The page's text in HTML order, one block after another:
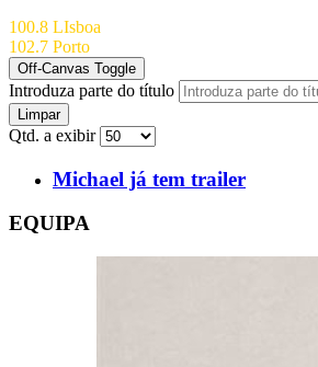
100.8 LIsboa
102.7 Porto
Off-Canvas Toggle
Introduza parte do título
Limpar
Qtd. a exibir
Michael já tem trailer
EQUIPA